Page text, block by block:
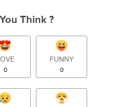
Think ?
0
FUNNY
0